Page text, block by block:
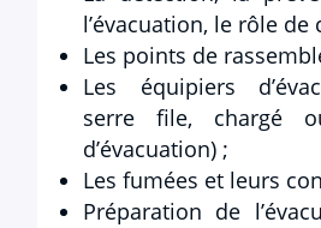
l’évacuation, le rôle de
Les points de
Les équipiers
serre file, chargé
d’évacuation) ;
Les fumées et leurs
Préparation de